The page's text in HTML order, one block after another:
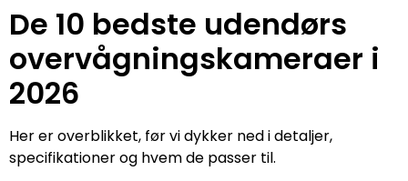
De 10 bedste udendørs
overvågningskameraer i
2026
Her er overblikket, før vi dykker ned i detaljer,
specifikationer og hvem de passer til.